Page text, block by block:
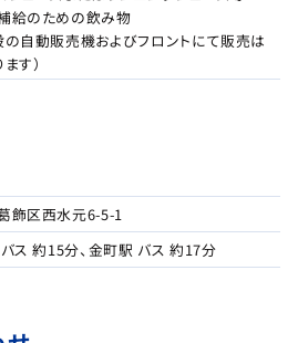
給のための飲み物
の自動販売機およびフロントにて販売は
す）
飾区西水元6-5-1
ス 約15分、金町駅 バス 約17分